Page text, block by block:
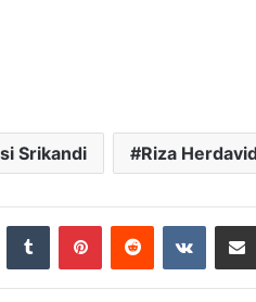
Srikandi Riza
Tumblr PinterestReddit